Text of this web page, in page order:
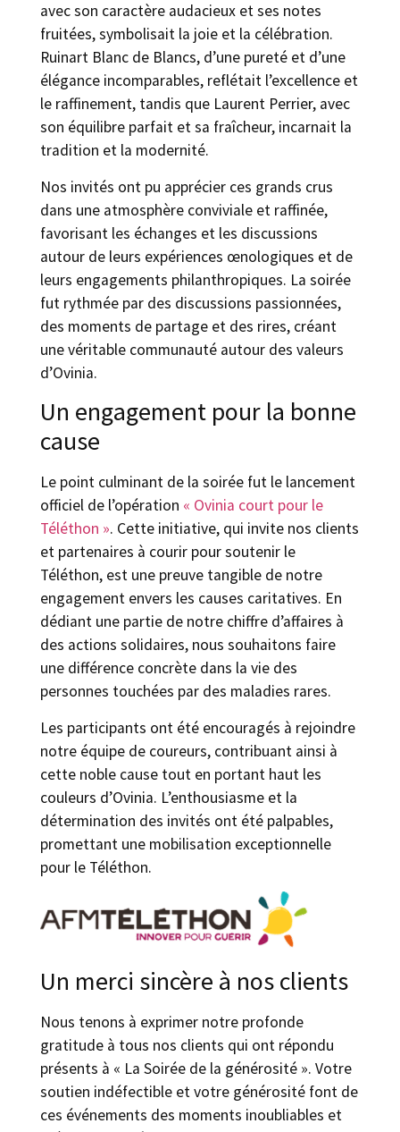
avec son caractère audacieux et ses notes
fruitées, symbolisait la joie et la célébration.
Ruinart Blanc de Blancs, d’une pureté et d’une
élégance incomparables, reflétait l’excellence et
le raffinement, tandis que Laurent Perrier, avec
son équilibre parfait et sa fraîcheur, incarnait la
tradition et la modernité.
Nos invités ont pu apprécier ces grands crus
dans une atmosphère conviviale et raffinée,
favorisant les échanges et les discussions
autour de leurs expériences œnologiques et de
leurs engagements philanthropiques. La soirée
fut rythmée par des discussions passionnées,
des moments de partage et des rires, créant
une véritable communauté autour des valeurs
d’Ovinia.
Un engagement pour la bonne
cause
Le point culminant de la soirée fut le lancement
officiel de l’opération « Ovinia court pour le
Téléthon ». Cette initiative, qui invite nos clients
et partenaires à courir pour soutenir le
Téléthon, est une preuve tangible de notre
engagement envers les causes caritatives. En
dédiant une partie de notre chiffre d’affaires à
des actions solidaires, nous souhaitons faire
une différence concrète dans la vie des
personnes touchées par des maladies rares.
Les participants ont été encouragés à rejoindre
notre équipe de coureurs, contribuant ainsi à
cette noble cause tout en portant haut les
couleurs d’Ovinia. L’enthousiasme et la
détermination des invités ont été palpables,
promettant une mobilisation exceptionnelle
pour le Téléthon.
Un merci sincère à nos clients
Nous tenons à exprimer notre profonde
gratitude à tous nos clients qui ont répondu
présents à « La Soirée de la générosité ». Votre
soutien indéfectible et votre générosité font de
ces événements des moments inoubliables et